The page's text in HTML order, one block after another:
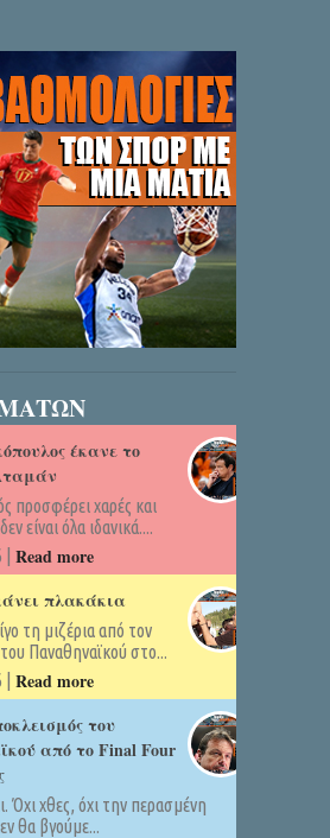
έκανε το
προσφέρει χαρές και
είναι όλα ιδανικά....
Read more
πλακάκια
τη μιζέρια από τον
Παναθηναϊκού στο...
Read more
του
από το Final Four
Όχι χθες, όχι την περασμένη
θα βγούμε...